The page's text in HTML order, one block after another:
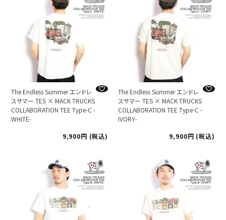
The Endless Summer エンドレ
スサマー TES × MACK TRUCKS
COLLABORATION TEE Type-C -
WHITE-
9,900
税込
The Endless Summer エンドレ
スサマー TES × MACK TRUCKS
COLLABORATION TEE Type-C -
IVORY-
9,900
税込